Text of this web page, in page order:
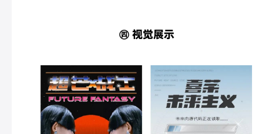
㊃ 视觉展示